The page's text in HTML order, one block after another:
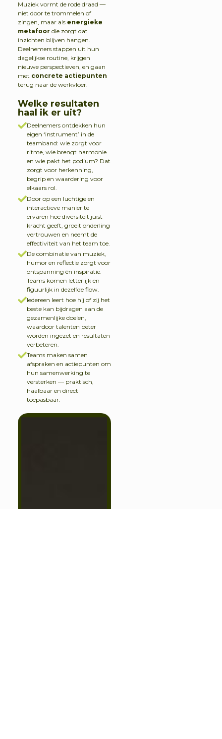
Muziek vormt de rode draad —
niet door te trommelen of
zingen, maar als energieke
metafoor die zorgt dat
inzichten blijven hangen.
Deelnemers stappen uit hun
dagelijkse routine, krijgen
nieuwe perspectieven, en gaan
met concrete actiepunten
terug naar de werkvloer.
Welke resultaten
haal ik er uit?
Deelnemers ontdekken hun
eigen ‘instrument’ in de
teamband: wie zorgt voor
ritme, wie brengt harmonie
en wie pakt het podium? Dat
zorgt voor herkenning,
begrip en waardering voor
elkaars rol.
Door op een luchtige en
interactieve manier te
ervaren hoe diversiteit juist
kracht geeft, groeit onderling
vertrouwen en neemt de
effectiviteit van het team toe.
De combinatie van muziek,
humor en reflectie zorgt voor
ontspanning én inspiratie.
Teams komen letterlijk en
figuurlijk in dezelfde flow.
Iedereen leert hoe hij of zij het
beste kan bijdragen aan de
gezamenlijke doelen,
waardoor talenten beter
worden ingezet en resultaten
verbeteren.
Teams maken samen
afspraken en actiepunten om
hun samenwerking te
versterken — praktisch,
haalbaar en direct
toepasbaar.